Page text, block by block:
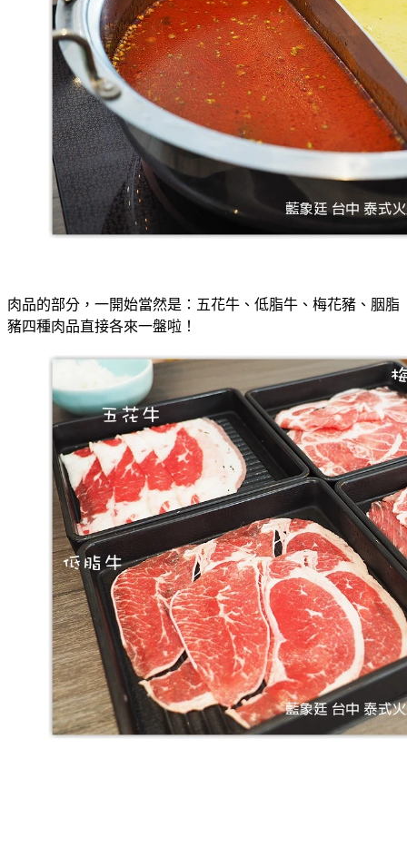
肉品的部分，一開始當然是：五花牛、低脂牛、梅花豬、胭脂
豬四種肉品直接各來一盤啦！